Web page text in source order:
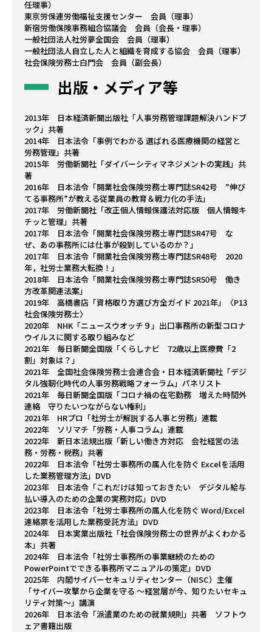
任理事）
東京労保連労働福祉支援センター 会員（理事）
新宿労働保険事務組合協議会 会員（会長・理事）
一般社団法人社労夢全国会 会員（理事）
一般社団法人自立した人と組織を育成する協会 会員（理事）
社会保険労務士白門会 会員（副会長）
出版・メディア等
2013年 日本経済新聞出版社「人事労務管理課題解決ハンドブ
ック」共著
2014年 日本法令「事例でわかる 選ばれる医療機関の経営と
労務管理」共著
2015年 労働新聞社「ダイバーシティマネジメントの実践」共
著
2016年 日本法令「開業社会保険労務士専門誌SR42号 ”伸び
てる事務所”が教える従業員の教育＆戦力化の手法」
2017年 労働新聞社「改正個人情報保護法対応版 個人情報キ
チッと管理」共著
2017年 日本法令「開業社会保険労務士専門誌SR47号 な
ぜ、あの事務所には仕事が殺到しているのか？」
2017年 日本法令「開業社会保険労務士専門誌SR48号 2020
年，社労士業務大転換！」
2018年 日本法令「開業社会保険労務士専門誌SR50号 働き
方改革関連法案」
2019年 高橋書店「資格取り方選び方全ガイド 2021年」〈P13
社会保険労務士〉
2020年 NHK「ニュースウオッチ９」出口事務所の新型コロナ
ウイルスに関する取り組みなど
2021年 毎日新聞全国版「くらしナビ 72歳以上医療費「2
割」対象は？」
2021年 全国社会保険労務士会連合会・日本経済新聞社「デジ
タル強靭化時代の人事労務戦略フォーラム」パネリスト
2021年 毎日新聞全国版「コロナ禍の在宅勤務 増えた時間外
連絡 守りたいつながらない権利」
2021年 HRプロ「社労士が解説する人事と労務」連載
2022年 ソリマチ「労務・人事コラム」連載
2022年 新日本法規出版「新しい働き方対応 会社経営の法
務・労務・税務」共著
2022年 日本法令「社労士事務所の属人化を防ぐ Excelを活用
した業務管理方法」DVD
2023年 日本法令「これだけは知っておきたい デジタル給与
払い導入のための企業の実務対応」DVD
2023年 日本法令「社労士事務所の属人化を防ぐ Word/Excel
連絡票を活用した業務受託方法」DVD
2024年 日本実業出版社「社会保険労務士の世界がよくわかる
本」共著
2024年 日本法令「社労士事務所の事業継続のための
PowerPointでできる事務所マニュアルの策定」DVD
2025年 内閣サイバーセキュリティセンター（NISC）主催
「サイバー攻撃から企業を守る ～経営層が今、知りたいセキュ
リティ対策～」講演
2026年 日本法令「派遣業のための就業規則」共著 ソフトウ
ェア書籍出版